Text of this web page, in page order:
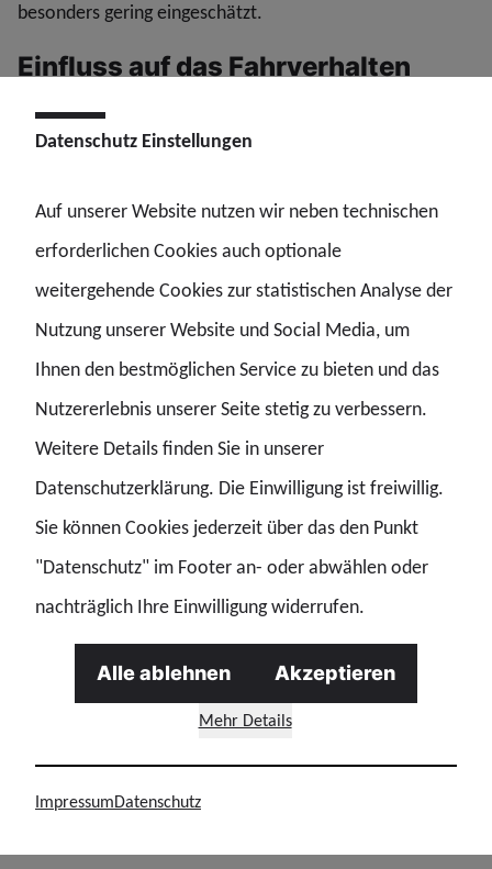
besonders gering eingeschätzt.
Einfluss auf das Fahrverhalten
Weniger als ein Drittel der Autofahrer (29 Prozent) gibt
oder sehr stark beeinflusst. 28 Prozent haben nach einem
Regelverstoß und einer daraus resultierenden Sanktion
ihr Verhalten dauerhaft angepasst, 21 Prozent
vorübergehend geändert. Gleichzeitig sprechen sich 52
Prozent für eine Verschärfung der Sanktionen aus,
während 44 Prozent die derzeitigen Maßnahmen für
ausreichend halten.
Kontrollen retten Menschenleben
wünscht sich sichere Straßen und unterstützt
Maßnahmen, die Verstöße sanktionieren. Aus gutem
2024 wurden laut Statistischem Bundesamt bei
Datenschutz Einstellungen
Auf unserer Website nutzen wir neben technischen
erforderlichen Cookies auch optionale
weitergehende Cookies zur statistischen Analyse der
Nutzung unserer Website und Social Media, um
Ihnen den bestmöglichen Service zu bieten und das
Nutzererlebnis unserer Seite stetig zu verbessern.
Weitere Details finden Sie in unserer
Datenschutzerklärung. Die Einwilligung ist freiwillig.
Sie können Cookies jederzeit über das den Punkt
"Datenschutz" im Footer an- oder abwählen oder
nachträglich Ihre Einwilligung widerrufen.
Mehr Details
Alle ablehnen Akzeptieren
ImpressumDatenschutz